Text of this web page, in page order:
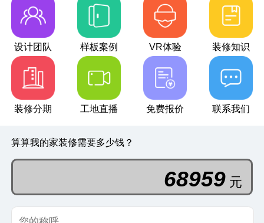
设计团队 样板案例 VR体验 装修知识
装修分期 工地直播 免费报价 联系我们
算算我的家装修需要多少钱？
65554 元